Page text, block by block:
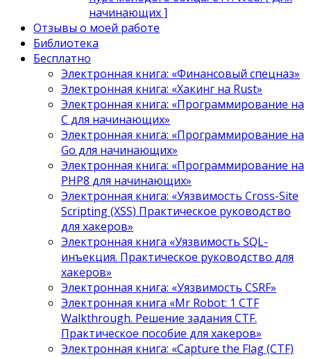
начинающих ]
Отзывы о моей работе
Библиотека
Бесплатно
Электронная книга: «Финансовый спецназ»
Электронная книга: «Хакинг на Rust»
Электронная книга: «Программирование на
C для начинающих»
Электронная книга: «Программирование на
Go для начинающих»
Электронная книга: «Программирование на
PHP8 для начинающих»
Электронная книга: «Уязвимость Cross-Site
Scripting (XSS) Практическое руководство
для хакеров»
Электронная книга «Уязвимость SQL-
инъекция. Практическое руководство для
хакеров»
Электронная книга: «Уязвимость CSRF»
Электронная книга «Mr Robot: 1 CTF
Walkthrough. Решение задания CTF.
Практическое пособие для хакеров»
Электронная книга: «Capture the Flag (CTF)